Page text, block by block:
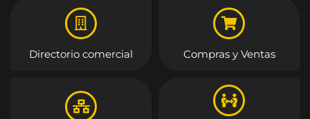
Directorio comercial Compras y Ventas